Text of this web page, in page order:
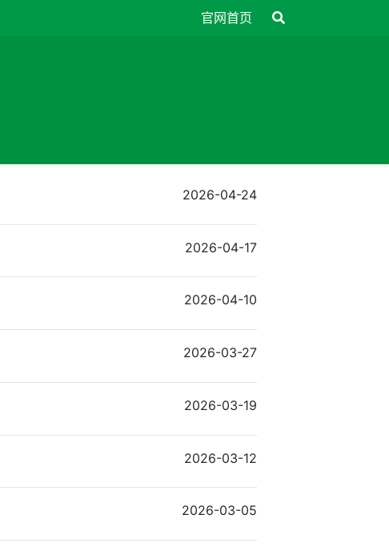
官网首页
2026-04-24
2026-04-17
2026-04-10
2026-03-27
2026-03-19
2026-03-12
2026-03-05